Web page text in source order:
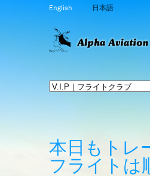
English 日本語
本日もトレ
フライトは